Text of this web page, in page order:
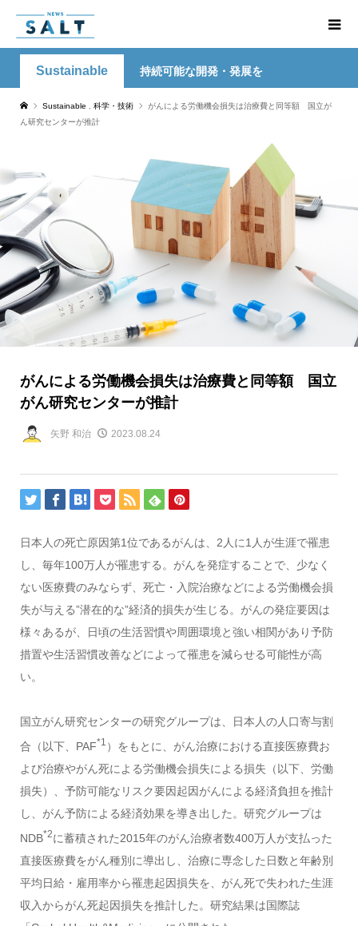
Sustainable 持続可能な開発・発展を
Sustainable 科学・技術
がんによる労働機会損失は治療費と同等額 国立が
ん研究センターが推計
がんによる労働機会損失は治療費と同等額 国立
がん研究センターが推計
矢野 和治 2023.08.24
日本人の死亡原因第1位であるがんは、2人に1人が生涯で罹患
し、毎年100万人が罹患する。がんを発症することで、少なく
ない医療費のみならず、死亡・入院治療などによる労働機会損
失が与える”潜在的な”経済的損失が生じる。がんの発症要因は
様々あるが、日頃の生活習慣や周囲環境と強い相関があり予防
措置や生活習慣改善などによって罹患を減らせる可能性が高
い。
国立がん研究センターの研究グループは、日本人の人口寄与割
合（以下、PAF*1 ）をもとに、がん治療における直接医療費お
よび治療やがん死による労働機会損失による損失（以下、労働
損失）、予防可能なリスク要因起因がんによる経済負担を推計
し、がん予防による経済効果を導き出した。研究グループは
NDB*2に蓄積された2015年のがん治療者数400万人が支払った
直接医療費をがん種別に導出し、治療に専念した日数と年齢別
平均日給・雇用率から罹患起因損失を、がん死で失われた生涯
収入からがん死起因損失を推計した。研究結果は国際誌